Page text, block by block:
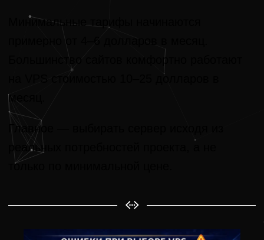
Минимальные тарифы начинаются
примерно от 4–6 долларов в месяц.
Большинство сайтов комфортно работают
на VPS стоимостью 10–25 долларов в
месяц.
Главное — выбирать сервер исходя из
реальных потребностей проекта, а не
только по минимальной цене.